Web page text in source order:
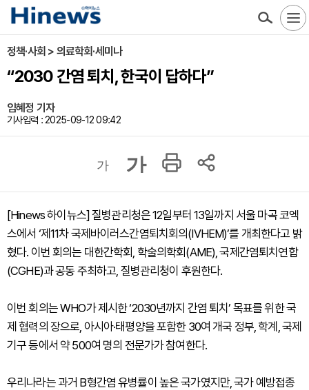
정책·사회 > 의료학회·세미나
“2030 간염 퇴치, 한국이 답하다”
임혜정 기자
기사입력 : 2025-09-12 09:42
가 가
[Hinews 하이뉴스] 질병관리청은 12일부터 13일까지 서울 마곡 코엑
스에서 ‘제11차 국제바이러스간염퇴치회의(IVHEM)’를 개최한다고 밝
혔다. 이번 회의는 대한간학회, 학술의학회(AME), 국제간염퇴치연합
(CGHE)과 공동 주최하고, 질병관리청이 후원한다.
이번 회의는 WHO가 제시한 ‘2030년까지 간염 퇴치’ 목표를 위한 국
제 협력의 장으로, 아시아·태평양을 포함한 30여 개국 정부, 학계, 국제
기구 등에서 약 500여 명의 전문가가 참여한다.
우리나라는 과거 B형간염 유병률이 높은 국가였지만, 국가 예방접종